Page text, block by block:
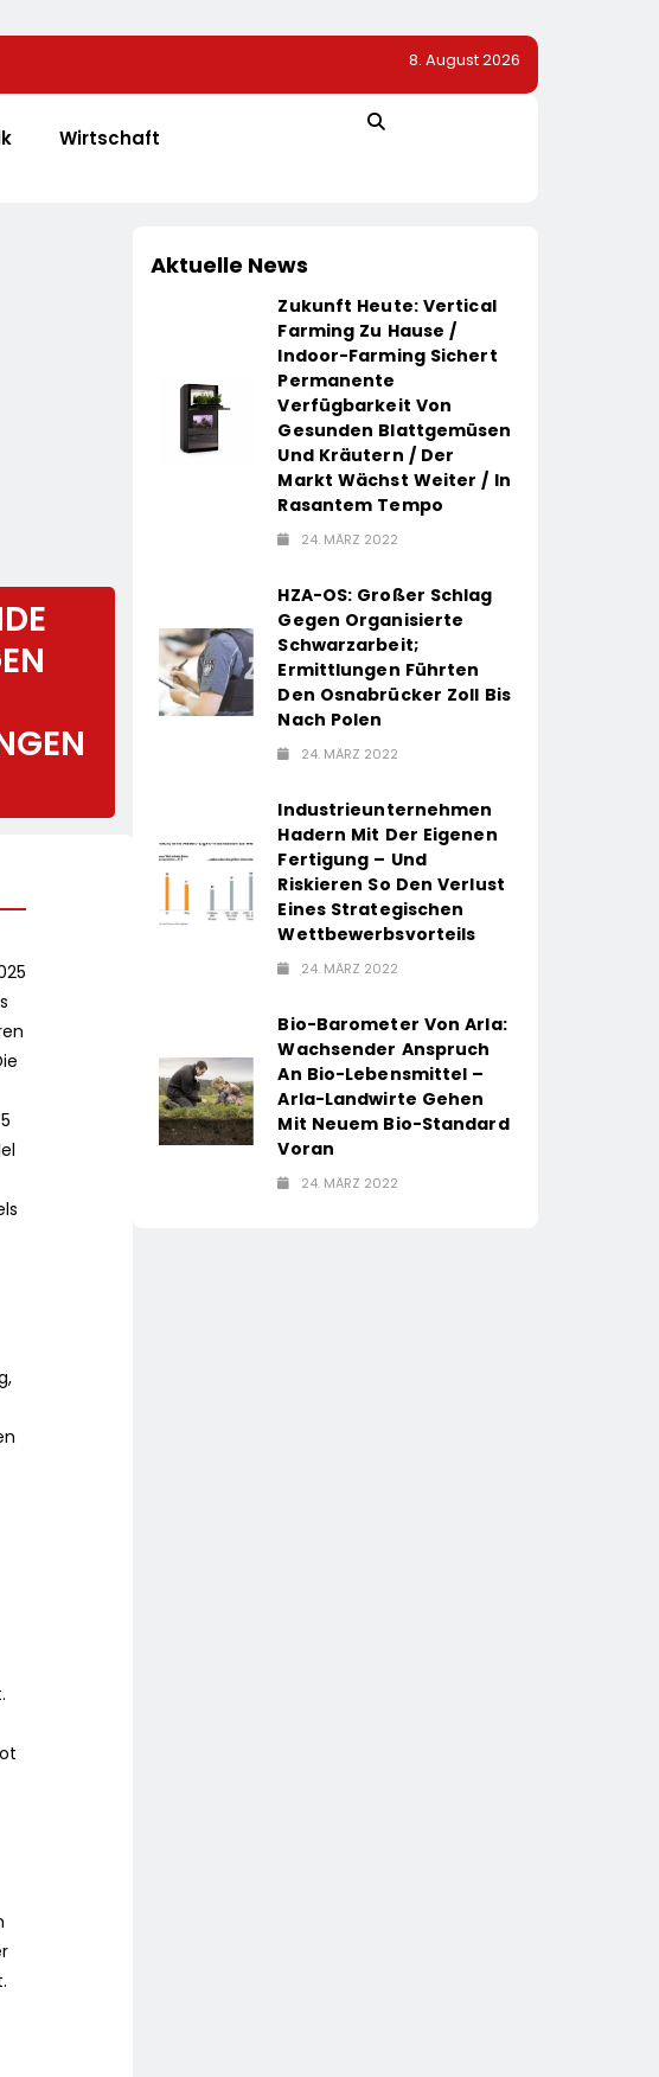
Alice Weidel: Rekord-Insolvenzen Sind Warnsignal –
Bundesregierung Verschärft Die Wirtschaftskrise
8. August 2026
Wirtschaft
Aktuelle News
Zukunft Heute: Vertical
Farming Zu Hause /
Indoor-Farming Sichert
Permanente
Verfügbarkeit Von
Gesunden Blattgemüsen
Und Kräutern / Der
Markt Wächst Weiter / In
Rasantem Tempo
24. MÄRZ 2022
HZA-OS: Großer Schlag
Gegen Organisierte
Schwarzarbeit;
Ermittlungen Führten
Den Osnabrücker Zoll Bis
Nach Polen
24. MÄRZ 2022
Industrieunternehmen
Hadern Mit Der Eigenen
Fertigung – Und
Riskieren So Den Verlust
Eines Strategischen
Wettbewerbsvorteils
24. MÄRZ 2022
Bio-Barometer Von Arla:
Wachsender Anspruch
An Bio-Lebensmittel –
Arla-Landwirte Gehen
Mit Neuem Bio-Standard
Voran
24. MÄRZ 2022